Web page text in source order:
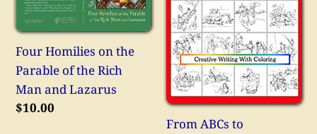
Parable
of
the
Rich
Man
and
Four Homilies on the
Parable of the Rich
Man and Lazarus
Κανονική
$10.00
From ABCs to